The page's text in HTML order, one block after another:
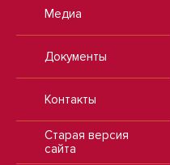
Медиа
Документы
Контакты
Старая версия
сайта